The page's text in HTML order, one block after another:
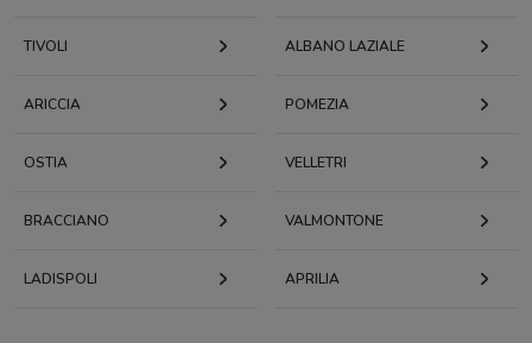
TIVOLI ALBANO LAZIALE
ARICCIA POMEZIA
OSTIA VELLETRI
BRACCIANO VALMONTONE
LADISPOLI APRILIA